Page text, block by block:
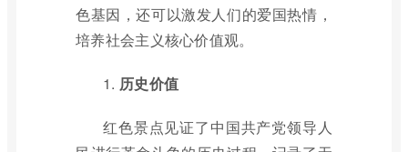
色基因，还可以激发人们的爱国热情，
培养社会主义核心价值观。
1. 历史价值
红色景点见证了中国共产党领导人